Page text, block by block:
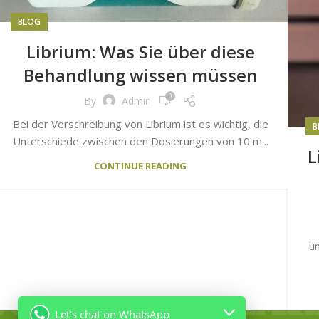
BLOG
Librium: Was Sie über diese
Behandlung wissen müssen
By Admin 0
Bei der Verschreibung von Librium ist es wichtig, die
Unterschiede zwischen den Dosierungen von 10 m...
CONTINUE READING
Let's chat on WhatsApp